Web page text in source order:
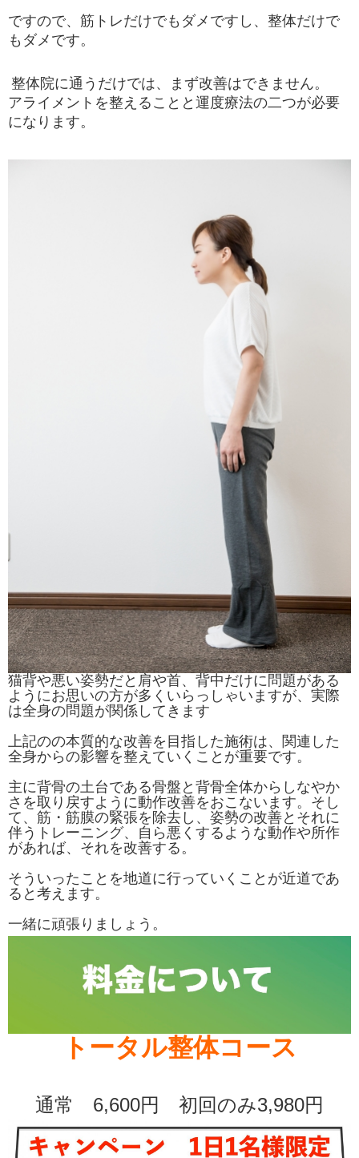
ですので、筋トレだけでもダメですし、整体だけで
もダメです。
整体院に通うだけでは、まず改善はできません。
アライメントを整えることと運度療法の二つが必要
になります。
猫背や悪い姿勢だと肩や首、背中だけに問題がある
ようにお思いの方が多くいらっしゃいますが、実際
は全身の問題が関係してきます
上記のの本質的な改善を目指した施術は、 関連した
全身からの影響を整えていくことが重要です。
主に背骨の土台である骨盤と背骨全体からしなやか
さを取り戻すように動作改善をおこないます。 そし
て、筋・筋膜の緊張を除去し、 姿勢の改善とそれに
伴うトレーニング、自ら悪くするような動作や所作
があれば、 それを改善する。
そういったことを地道に行っていくことが近道であ
る と考えます。
一緒に頑張り ましょう。
トータル整体コース
通常 6,600円 初回のみ3,980円